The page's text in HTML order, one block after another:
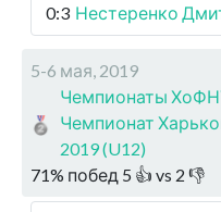
0:3 Нестеренко
5-6 мая, 2019
Чемпионаты
Чемпионат
2019 (U12)
71% побед 5 👍 vs 2 👎